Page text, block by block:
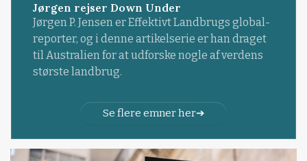
Jørgen rejser Down Under
Jørgen P. Jensen er Effektivt Landbrugs global-
reporter, og i denne artikelserie er han draget
til Australien for at udforske nogle af verdens
største landbrug.
Se flere emner her